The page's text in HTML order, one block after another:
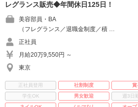
レグランス販売◆年間休日125日！
美容部員・BA
（フレグランス／退職金制度／積 …
正社員
月給20万9,550円 ～
東京
正社員登用 社割制度 賞
学生OK
男女歓迎 週3日